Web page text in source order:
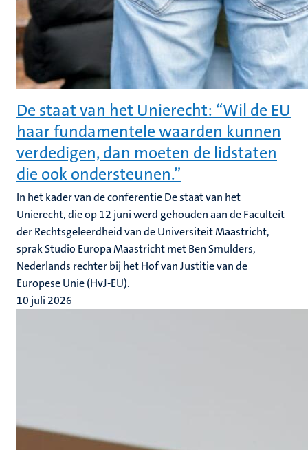
De staat van het Unierecht: “Wil de EU
haar fundamentele waarden kunnen
verdedigen, dan moeten de lidstaten
die ook ondersteunen.”
In het kader van de conferentie De staat van het
Unierecht, die op 12 juni werd gehouden aan de Faculteit
der Rechtsgeleerdheid van de Universiteit Maastricht,
sprak Studio Europa Maastricht met Ben Smulders,
Nederlands rechter bij het Hof van Justitie van de
Europese Unie (HvJ-EU).
10 juli 2026